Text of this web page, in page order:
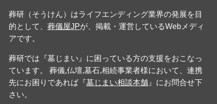
葬研（そうけん）はライフエンディング業界の発展を目
的として、 葬儀屋JPが、掲載・運営しているWebメディ
アです。
葬研では『墓じまい』に困っている方の支援をおこなっ
ています。 葬儀,仏壇,墓石,相続事業者様において、連携
先にお困りであれば『墓じまい相談本舗』にお問合せ下
さい。